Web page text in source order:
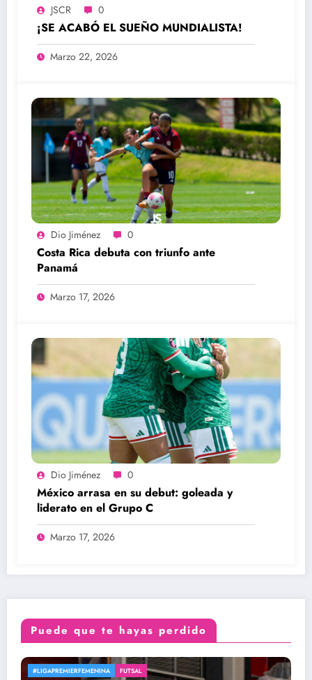
JSCR 0
¡SE ACABÓ EL SUEÑO MUNDIALISTA!
Marzo 22, 2026
Dio Jiménez 0
Costa Rica debuta con triunfo ante
Panamá
Marzo 17, 2026
Dio Jiménez 0
México arrasa en su debut: goleada y
liderato en el Grupo C
Marzo 17, 2026
Puede que te hayas perdido
#LEGIONARIASXJS